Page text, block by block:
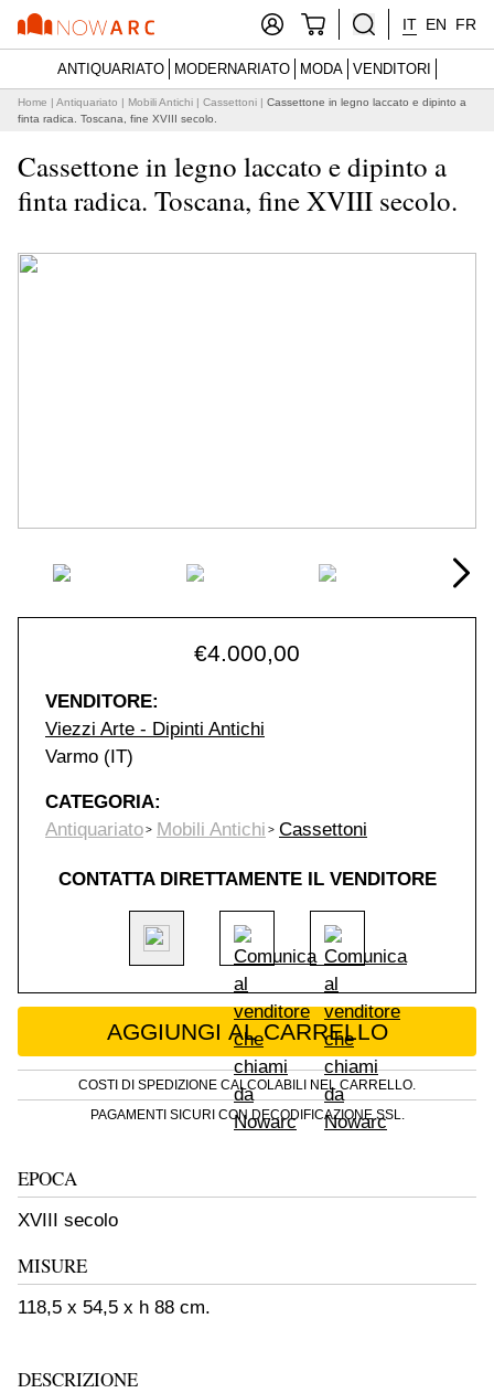
IT EN FR
ANTIQUARIATO MODERNARIATO MODA VENDITORI
Home | Antiquariato | Mobili Antichi | Cassettoni | Cassettone in legno laccato e dipinto a
finta radica. Toscana, fine XVIII secolo.
Cassettone in legno laccato e dipinto a
finta radica. Toscana, fine XVIII secolo.
€4.000,00
VENDITORE:
Viezzi Arte - Dipinti Antichi
Varmo (IT)
CATEGORIA:
Antiquariato
Mobili Antichi Cassettoni
CONTATTA DIRETTAMENTE IL VENDITORE
Cassettone in legno laccato e dipinto a finta
AGGIUNGI AL CARRELLO
COSTI DI SPEDIZIONE CALCOLABILI NEL CARRELLO.
PAGAMENTI SICURI CON DECODIFICAZIONE SSL.
EPOCA
XVIII secolo
MISURE
118,5 x 54,5 x h 88 cm.
DESCRIZIONE